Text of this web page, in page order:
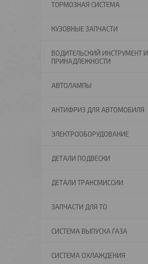
ТОРМОЗНАЯ СИСТЕМА
КУЗОВНЫЕ ЗАПЧАСТИ
ВОДИТЕЛЬСКИЙ ИНСТРУМЕНТ И
ПРИНАДЛЕЖНОСТИ
АВТОЛАМПЫ
АНТИФРИЗ ДЛЯ АВТОМОБИЛЯ
ЭЛЕКТРООБОРУДОВАНИЕ
ДЕТАЛИ ПОДВЕСКИ
ДЕТАЛИ ТРАНСМИССИИ
ЗАПЧАСТИ ДЛЯ ТО
СИСТЕМА ВЫПУСКА ГАЗА
СИСТЕМА ОХЛАЖДЕНИЯ